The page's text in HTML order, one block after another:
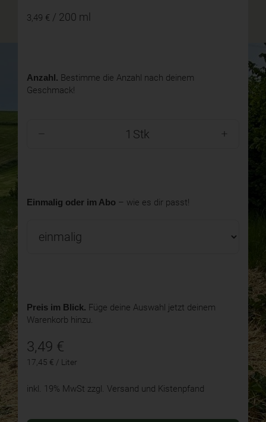
3,49 € / 200 ml
Anzahl. Bestimme die Anzahl nach deinem
Geschmack!
Stk
Einmalig oder im Abo – wie es dir passt!
Preis im Blick. Füge deine Auswahl jetzt deinem
Warenkorb hinzu.
3,49 €
17,45 € / Liter
inkl. 19% MwSt zzgl. Versand und Kistenpfand